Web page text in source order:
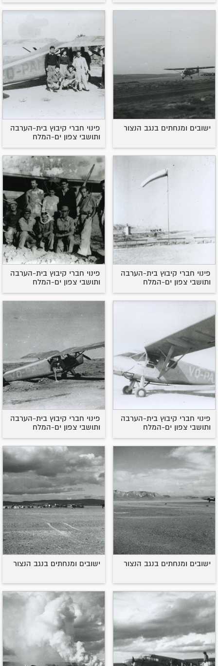
ישובים ומנחתים בנגב הנצור
פינוי חברי קיבוץ בית-הערבה
ותושבי צפון ים-המלח
פינוי חברי קיבוץ בית-הערבה
ותושבי צפון ים-המלח
פינוי חברי קיבוץ בית-הערבה
ותושבי צפון ים-המלח
פינוי חברי קיבוץ בית-הערבה
ותושבי צפון ים-המלח
פינוי חברי קיבוץ בית-הערבה
ותושבי צפון ים-המלח
ישובים ומנחתים בנגב הנצור ישובים ומנחתים בנגב הנצור